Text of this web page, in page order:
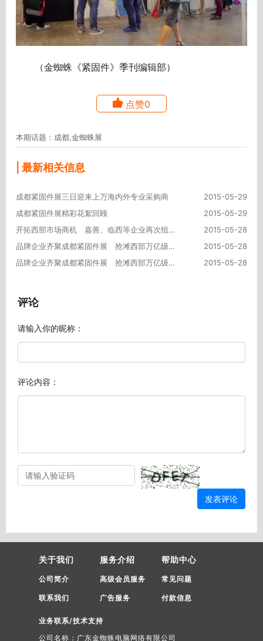
（金蜘蛛《紧固件》季刊编辑部）
点赞0
本期话题：成都,金蜘蛛展
| 最新相关信息
成都紧固件展三日迎来上万海内外专业采购商
2015-05-29
成都紧固件展精彩花絮回顾
2015-05-29
开拓西部市场商机 嘉善、临西等企业再次组团亮相成都展
2015-05-28
品牌企业齐聚成都紧固件展 抢滩西部万亿级市场（三）
2015-05-28
品牌企业齐聚成都紧固件展 抢滩西部万亿级市场（二）
2015-05-28
评论
请输入你的昵称：
评论内容：
发表评论
关于我们
公司简介
联系我们
服务介绍
高级会员服务
广告服务
帮助中心
常见问题
付款信息
业务联系/技术支持
公司名称：广东金蜘蛛电脑网络有限公司